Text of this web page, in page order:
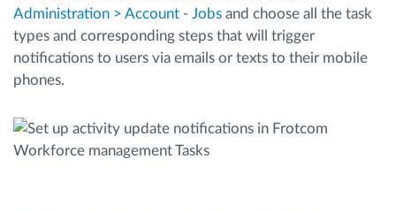
Zbuloni të gjitha tiparet
Llogaritësi i Kursimeve
Administration > Account - Jobs and choose all the task
types and corresponding steps that will trigger
notifications to users via emails or texts to their mobile
phones.